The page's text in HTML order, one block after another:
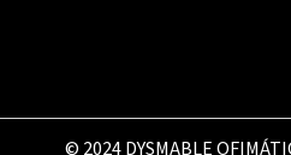
© 2024 DYSMABLE